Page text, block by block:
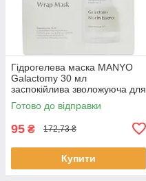
Гідрогелева маска MANYO
Galactomy 30 мл
заспокійлива зволожуюча для
проблемної шкіри
відновлення Маніо
Готово до відправки
95 ₴ 172,73 ₴
Купити